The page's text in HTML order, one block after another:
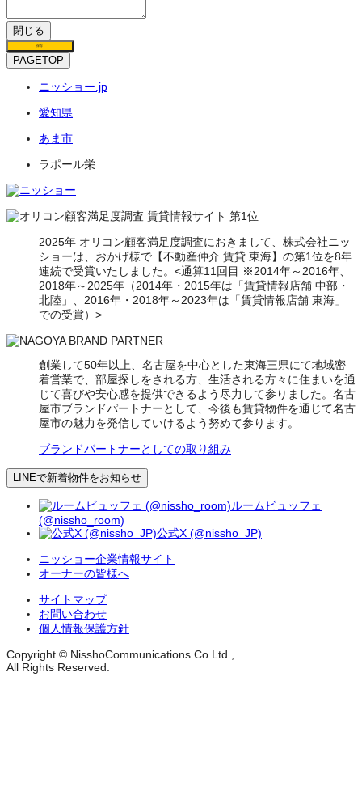
閉じる
保存
PAGETOP
ニッショー.jp
愛知県
あま市
ラポール栄
2025年 オリコン顧客満足度調査におきまして、株式会社ニッ
ショーは、おかげ様で【不動産仲介 賃貸 東海】の第1位を8年
連続で受賞いたしました。<通算11回目 ※2014年～2016年、
2018年～2025年（2014年・2015年は「賃貸情報店舗 中部・
北陸」、2016年・2018年～2023年は「賃貸情報店舗 東海」
での受賞）>
創業して50年以上、名古屋を中心とした東海三県にて地域密
着営業で、部屋探しをされる方、生活される方々に住まいを通
じて喜びや安心感を提供できるよう尽力して参りました。名古
屋市ブランドパートナーとして、今後も賃貸物件を通じて名古
屋市の魅力を発信していけるよう努めて参ります。
ブランドパートナーとしての取り組み
LINEで新着物件をお知らせ
ルームビュッフェ
(@nissho_room)
公式X (@nissho_JP)
ニッショー企業情報サイト
オーナーの皆様へ
サイトマップ
お問い合わせ
個人情報保護方針
Copyright © NisshoCommunications Co.Ltd.,
All Rights Reserved.